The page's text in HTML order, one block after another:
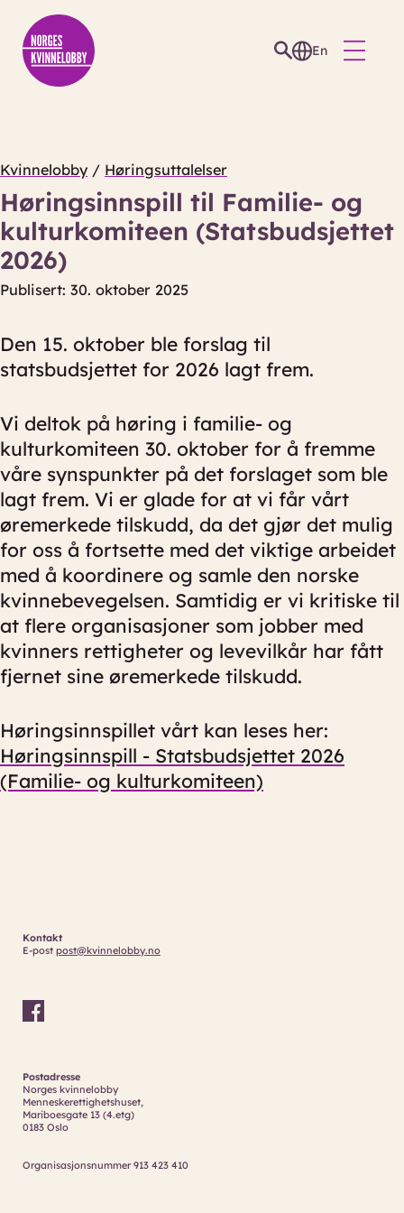
En
Kvinnelobby/ Høringsuttalelser
Høringsinnspill til Familie- og
kulturkomiteen (Statsbudsjettet
2026)
Publisert: 30. oktober 2025
Den 15. oktober ble forslag til
statsbudsjettet for 2026 lagt frem.
Vi deltok på høring i familie- og
kulturkomiteen 30. oktober for å fremme
våre synspunkter på det forslaget som ble
lagt frem. Vi er glade for at vi får vårt
øremerkede tilskudd, da det gjør det mulig
for oss å fortsette med det viktige arbeidet
med å koordinere og samle den norske
kvinnebevegelsen. Samtidig er vi kritiske til
at flere organisasjoner som jobber med
kvinners rettigheter og levevilkår har fått
fjernet sine øremerkede tilskudd.
Høringsinnspillet vårt kan leses her:
Høringsinnspill - Statsbudsjettet 2026
(Familie- og kulturkomiteen)
Kontakt
E-post post@kvinnelobby.no
Postadresse
Norges kvinnelobby
Menneskerettighetshuset,
Mariboesgate 13 (4.etg)
0183 Oslo
Organisasjonsnummer 913 423 410